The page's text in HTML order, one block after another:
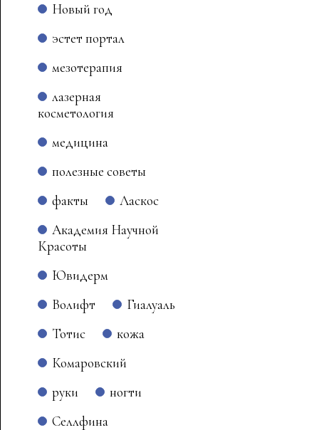
Новый год
эстет портал
мезотерапия
лазерная
косметология
медицина
полезные советы
факты
Ласкос
Академия Научной
Красоты
Ювидерм
Волифт
Гиалуаль
Тотис
кожа
Комаровский
руки
ногти
Селлфина